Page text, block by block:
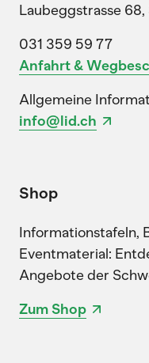
Laubeggstrasse
031 359 59 77
Anfahrt &
Allgemeine
info@lid.ch
Shop
Informationstafeln,
Eventmaterial:
Angebote der
Zum Shop